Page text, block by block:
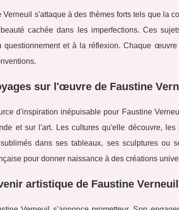
Verneuil s'attaque à des thèmes forts tels que la
cachée dans les imperfections. Ces
questionnement et à la réflexion. Chaque
sur l'œuvre de Faustine
d'inspiration inépuisable pour Faustine
et sur l'art. Les cultures qu'elle découvre,
dans ses tableaux, ses sculptures ou
pour donner naissance à des créations
artistique de Faustine